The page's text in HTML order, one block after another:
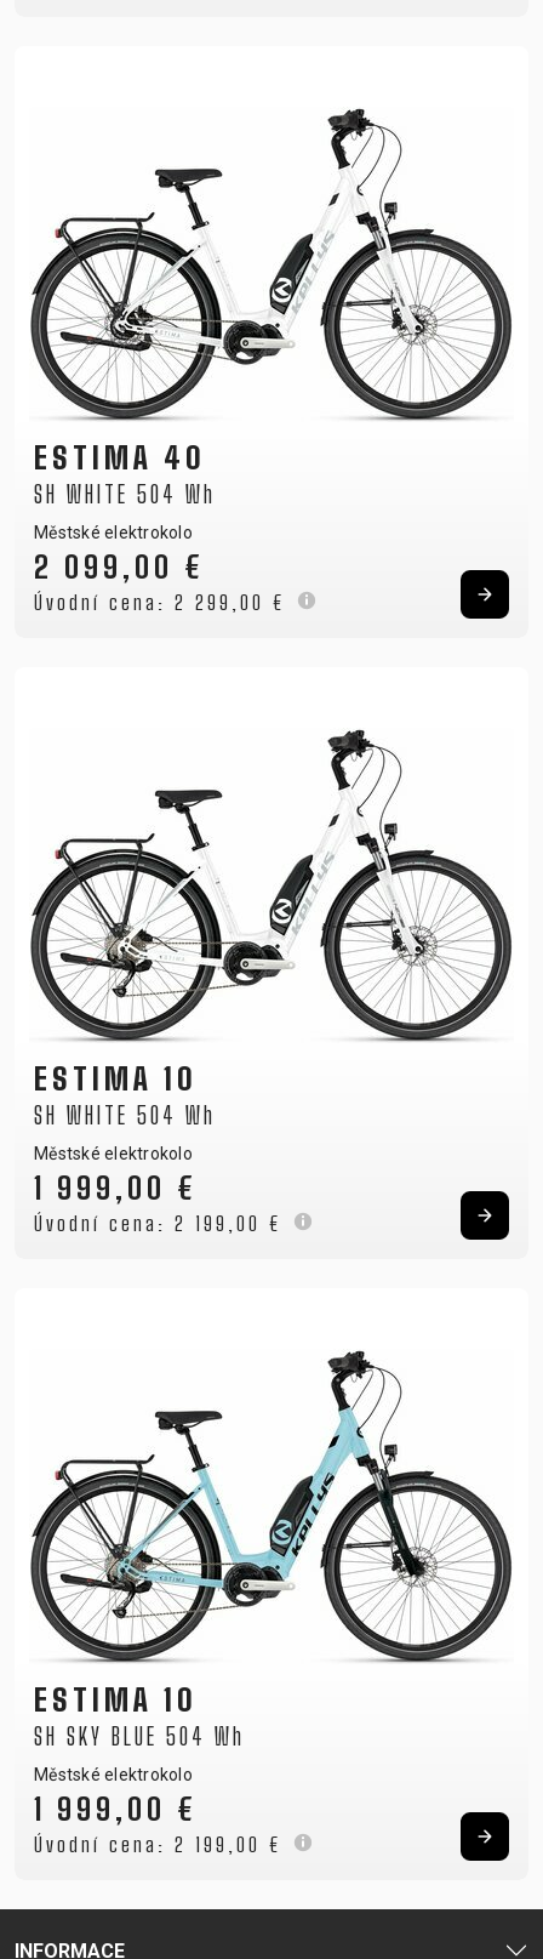
ESTIMA 40
SH WHITE 504 Wh
Městské elektrokolo
2 099,00 €
Úvodní cena: 2 299,00 €
ESTIMA 10
SH WHITE 504 Wh
Městské elektrokolo
1 999,00 €
Úvodní cena: 2 199,00 €
ESTIMA 10
SH SKY BLUE 504 Wh
Městské elektrokolo
1 999,00 €
Úvodní cena: 2 199,00 €
INFORMACE